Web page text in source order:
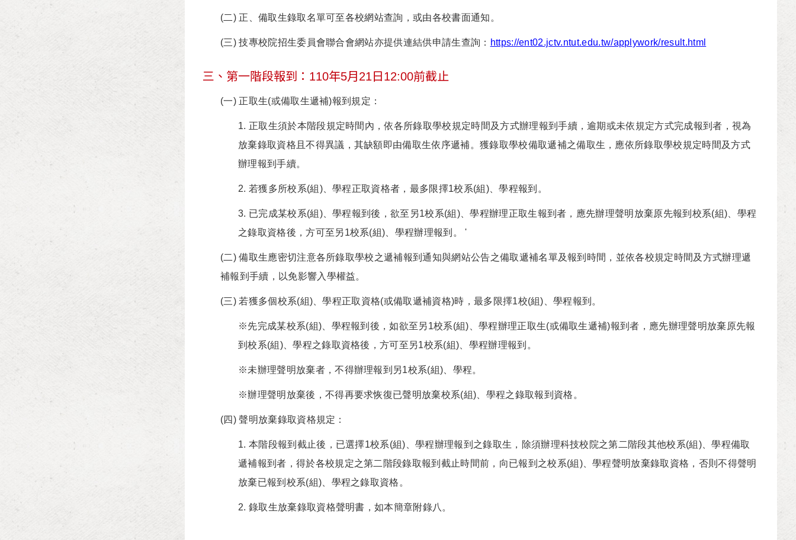
(二) 正、備取生錄取名單可至各校網站查詢，或由各校書面通知。
(三) 技專校院招生委員會聯合會網站亦提供連結供申請生查詢： https://ent02.jctv.ntut.edu.tw/applywork/result.html
三、第一階段報到：110年5月21日12:00前截止
(一) 正取生(或備取生遞補)報到規定：
1. 正取生須於本階段規定時間內，依各所錄取學校規定時間及方式辦理報到手續，逾期或未依規定方式完成報到者，視為
放棄錄取資格且不得異議，其缺額即由備取生依序遞補。獲錄取學校備取遞補之備取生，應依所錄取學校規定時間及方式
辦理報到手續。
2. 若獲多所校系(組)、學程正取資格者，最多限擇1校系(組)、學程報到。
3. 已完成某校系(組)、學程報到後，欲至另1校系(組)、學程辦理正取生報到者，應先辦理聲明放棄原先報到校系(組)、學程
之錄取資格後，方可至另1校系(組)、學程辦理報到。 '
(二) 備取生應密切注意各所錄取學校之遞補報到通知與網站公告之備取遞補名單及報到時間，並依各校規定時間及方式辦理遞
補報到手續，以免影響入學權益。
(三) 若獲多個校系(組)、學程正取資格(或備取遞補資格)時，最多限擇1校(組)、學程報到。
※先完成某校系(組)、學程報到後，如欲至另1校系(組)、學程辦理正取生(或備取生遞補)報到者，應先辦理聲明放棄原先報
到校系(組)、學程之錄取資格後，方可至另1校系(組)、學程辦理報到。
※未辦理聲明放棄者，不得辦理報到另1校系(組)、學程。
※辦理聲明放棄後，不得再要求恢復已聲明放棄校系(組)、學程之錄取報到資格。
(四) 聲明放棄錄取資格規定：
1. 本階段報到截止後，已選擇1校系(組)、學程辦理報到之錄取生，除須辦理科技校院之第二階段其他校系(組)、學程備取
遞補報到者，得於各校規定之第二階段錄取報到截止時間前，向已報到之校系(組)、學程聲明放棄錄取資格，否則不得聲明
放棄已報到校系(組)、學程之錄取資格。
2. 錄取生放棄錄取資格聲明書，如本簡章附錄八。